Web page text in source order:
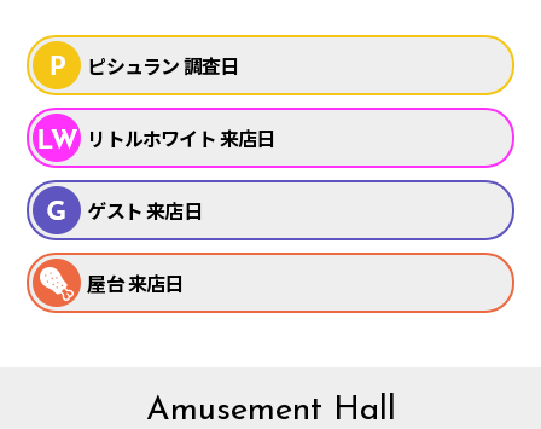
ピシュラン 調査日
リトルホワイト 来店日
ゲスト 来店日
屋台 来店日
Amusement Hall